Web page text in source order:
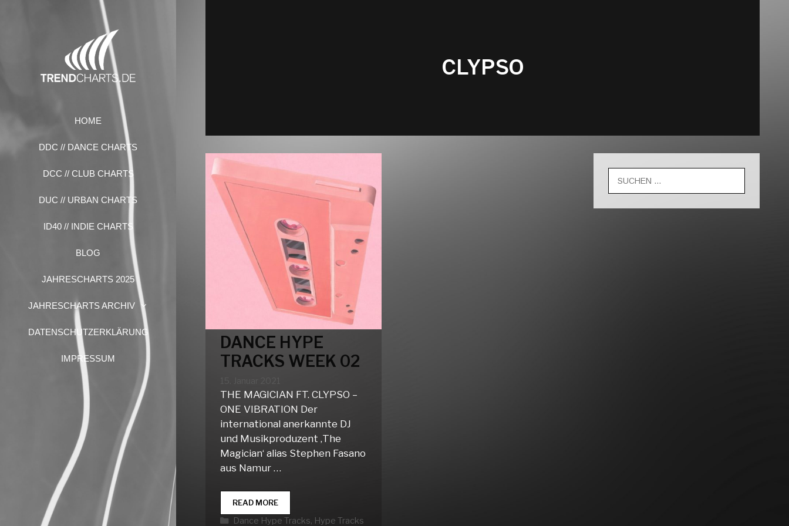
HOME
DDC // DANCE CHARTS
DCC // CLUB CHARTS
DUC // URBAN CHARTS
ID40 // INDIE CHARTS
BLOG
JAHRESCHARTS 2025
JAHRESCHARTS ARCHIV
DATENSCHUTZERKLÄRUNG
IMPRESSUM
CLYPSO
DANCE HYPE
TRACKS WEEK 02
THE MAGICIAN FT. CLYPSO –
ONE VIBRATION Der
international anerkannte DJ
und Musikproduzent ‚The
Magician‘ alias Stephen Fasano
aus Namur …
READ MOREDANCE
HYPE
Kategorien
Dance Hype Tracks, Hype Tracks
nach: